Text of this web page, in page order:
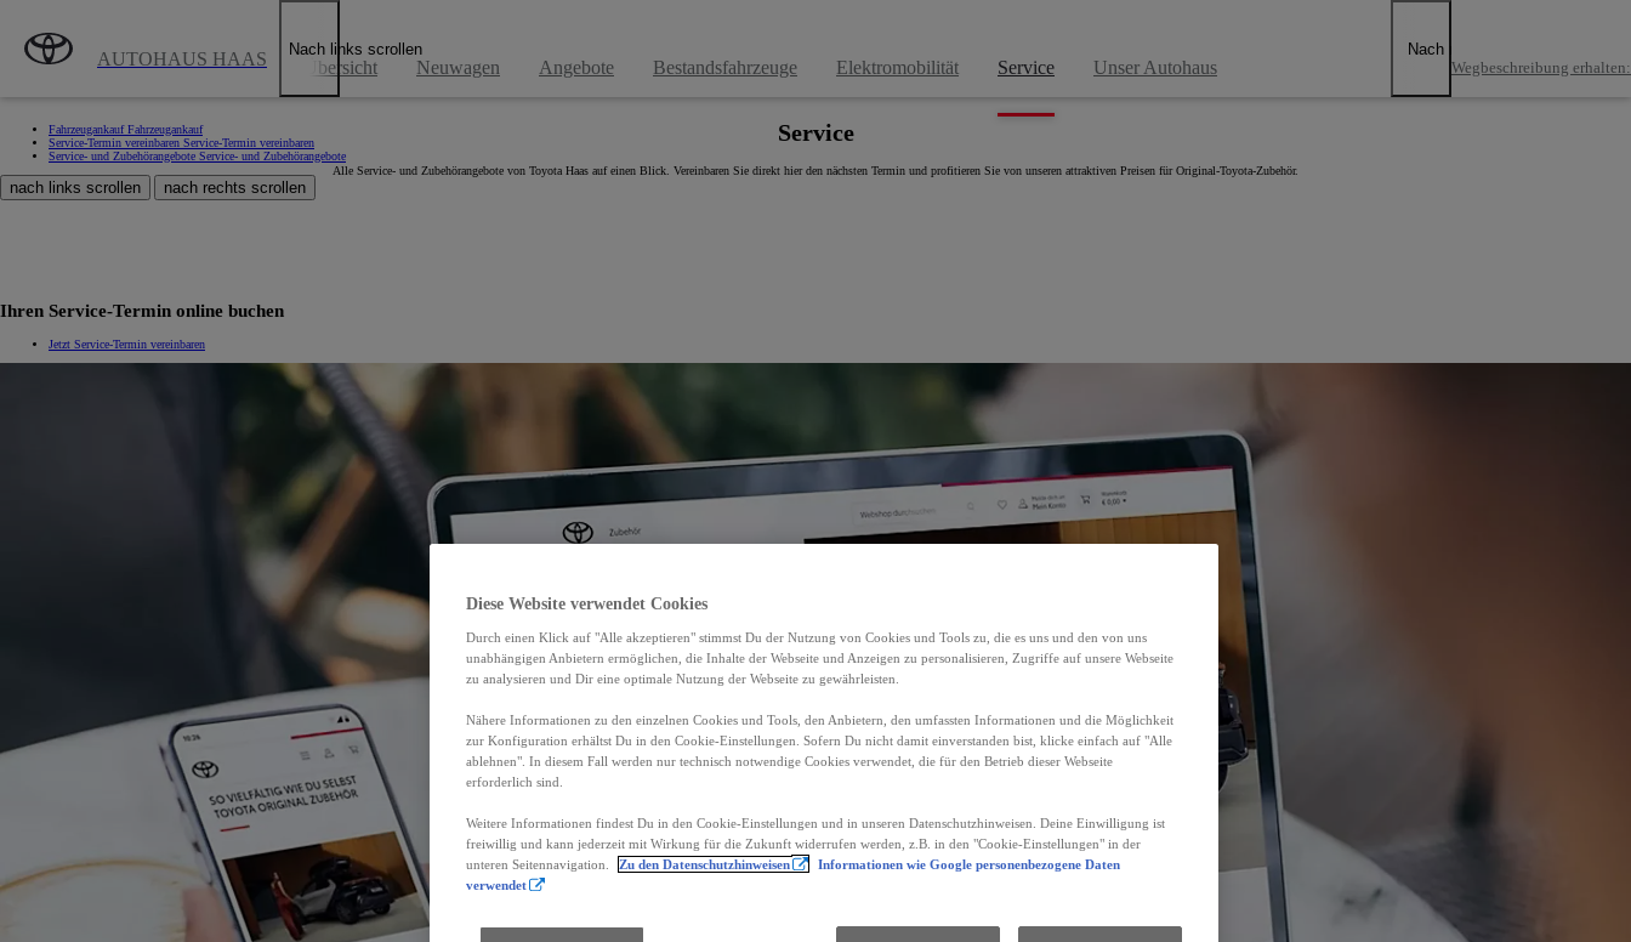
AUTOHAUS HAAS Übersicht Neuwagen Angebote Bestandsfahrzeuge Elektromobilität Service Unser Autohaus
Nach links scrollen
Nach rechts scrollen
Wegbeschreibung erhalten:
FahrzeugankaufFahrzeugankauf
Service-Termin vereinbaren Service-Termin vereinbaren
Service- und Zubehörangebote Service- und Zubehörangebote
nach links scrollen nach rechts scrollen
Service
Alle Service- und Zubehörangebote von Toyota Haas auf einen Blick. Vereinbaren Sie direkt hier den nächsten Termin und profitieren Sie von unseren attraktiven Preisen für Original-Toyota-Zubehör.
Ihren Service-Termin online buchen
Jetzt Service-Termin vereinbaren
Diese Website verwendet Cookies
Durch einen Klick auf "Alle akzeptieren" stimmst Du der Nutzung von Cookies und Tools zu, die es uns und den von uns
unabhängigen Anbietern ermöglichen, die Inhalte der Webseite und Anzeigen zu personalisieren, Zugriffe auf unsere Webseite
zu analysieren und Dir eine optimale Nutzung der Webseite zu gewährleisten.
Nähere Informationen zu den einzelnen Cookies und Tools, den Anbietern, den umfassten Informationen und die Möglichkeit
zur Konfiguration erhältst Du in den Cookie-Einstellungen. Sofern Du nicht damit einverstanden bist, klicke einfach auf "Alle
ablehnen". In diesem Fall werden nur technisch notwendige Cookies verwendet, die für den Betrieb dieser Webseite
erforderlich sind.
Weitere Informationen findest Du in den Cookie-Einstellungen und in unseren Datenschutzhinweisen. Deine Einwilligung ist
freiwillig und kann jederzeit mit Wirkung für die Zukunft widerrufen werden, z.B. in den "Cookie-Einstellungen" in der
unteren Seitennavigation.
Zu den Datenschutzhinweisen
Informationen wie Google personenbezogene Daten
verwendet